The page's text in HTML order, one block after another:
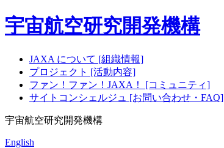
宇宙航空研究開発機構
JAXA について [組織情報]
プロジェクト [活動内容]
ファン！ファン！JAXA！ [コミュニティ]
サイトコンシェルジュ [お問い合わせ・FAQ]
宇宙航空研究開発機構
English